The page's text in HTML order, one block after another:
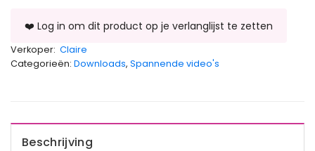
Verkoper: Claire
Categorieën: Downloads, Spannende video's
Beschrijving